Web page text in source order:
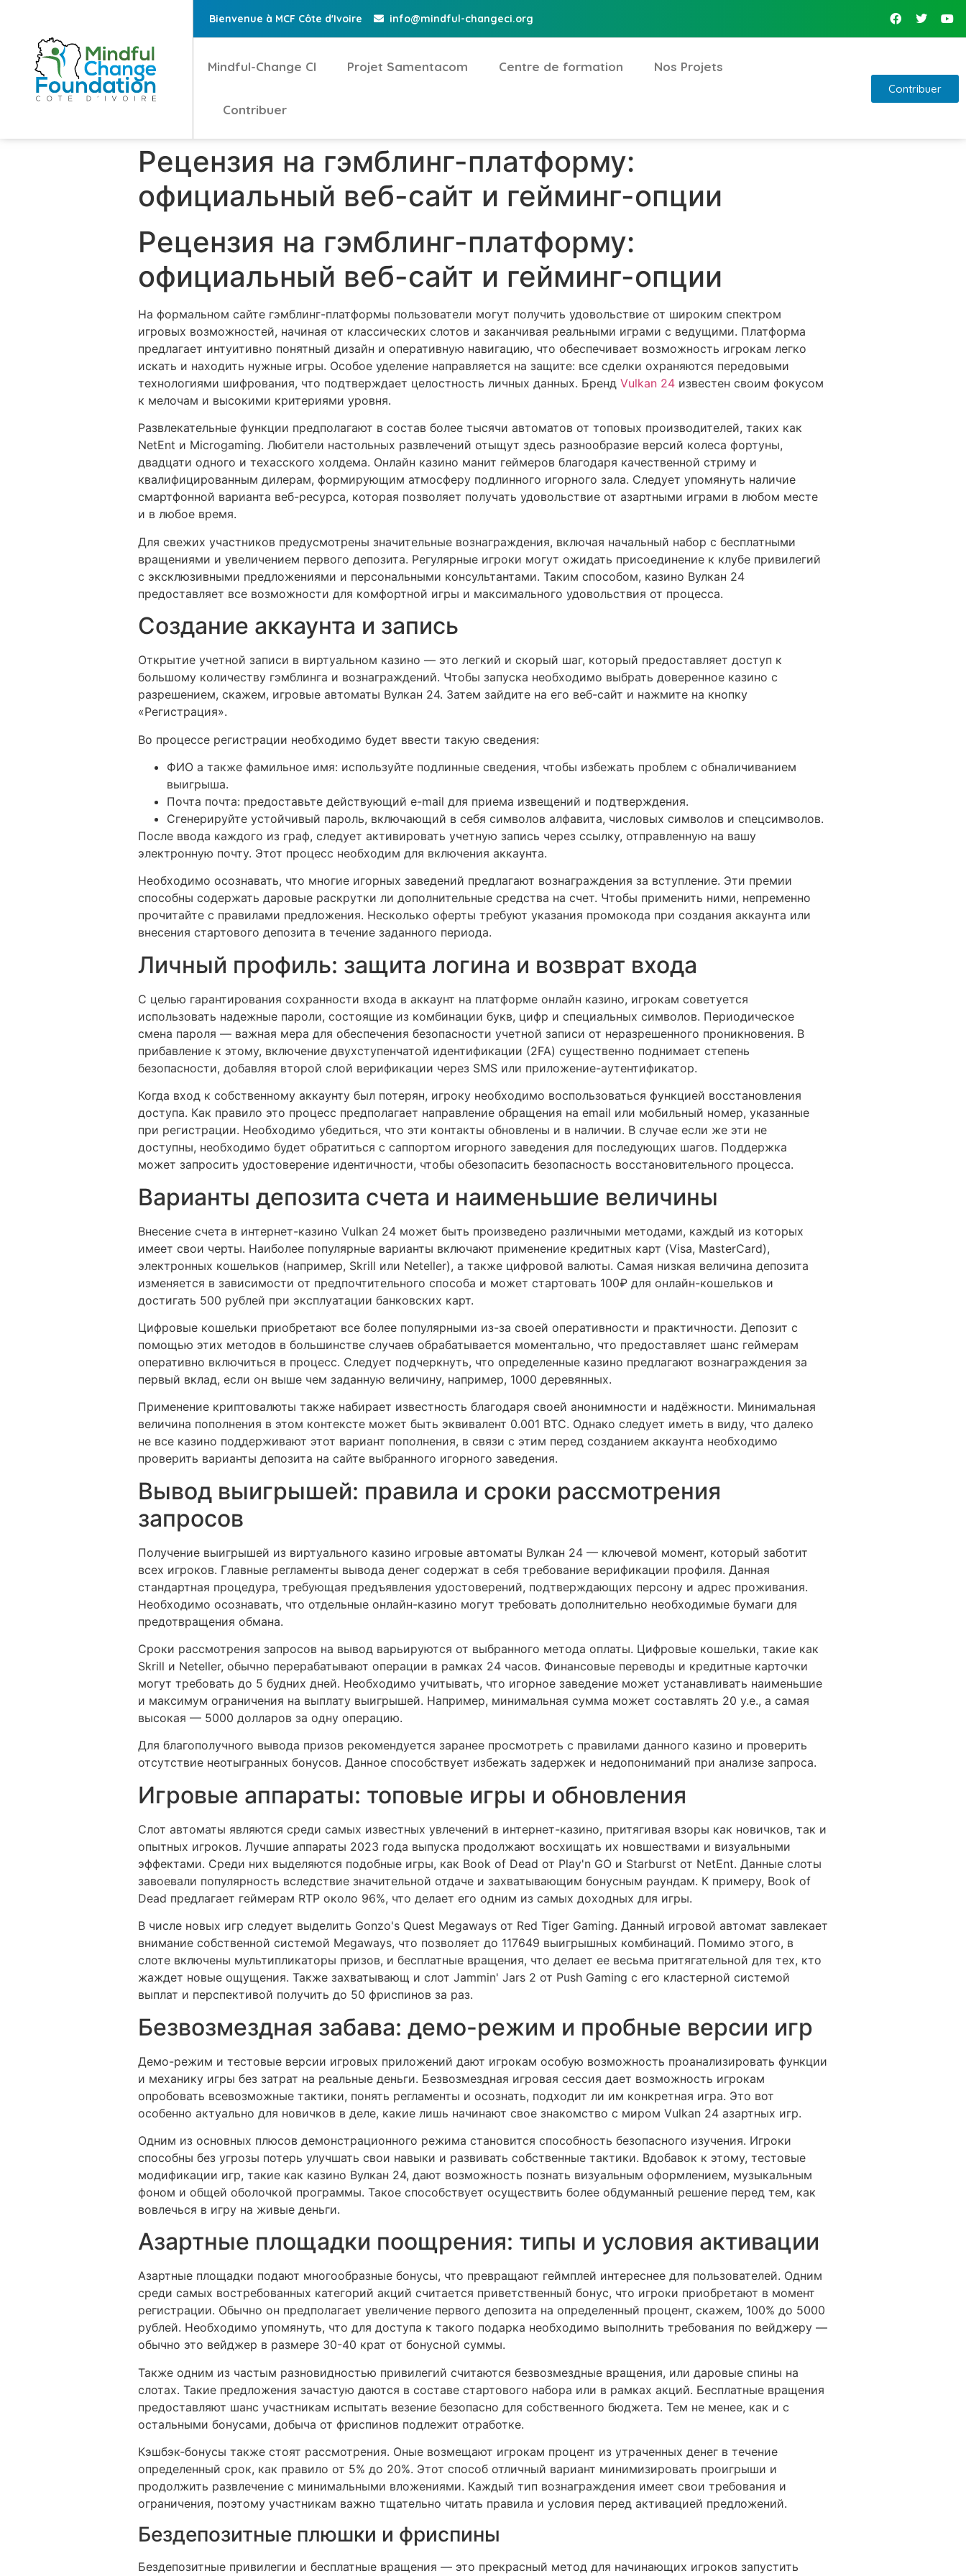
Bienvenue à MCF Côte d'Ivoire info@mindful-changeci.org
Mindful-Change CI Projet Samentacom Centre de formation Nos Projets
Contribuer
Contribuer
Рецензия на гэмблинг-платформу:
официальный веб-сайт и гейминг-опции
Рецензия на гэмблинг-платформу:
официальный веб-сайт и гейминг-опции
На формальном сайте гэмблинг-платформы пользователи могут получить удовольствие от широким спектром
игровых возможностей, начиная от классических слотов и заканчивая реальными играми с ведущими. Платформа
предлагает интуитивно понятный дизайн и оперативную навигацию, что обеспечивает возможность игрокам легко
искать и находить нужные игры. Особое уделение направляется на защите: все сделки охраняются передовыми
технологиями шифрования, что подтверждает целостность личных данных. Бренд Vulkan 24 известен своим фокусом
к мелочам и высокими критериями уровня.
Развлекательные функции предполагают в состав более тысячи автоматов от топовых производителей, таких как
NetEnt и Microgaming. Любители настольных развлечений отыщут здесь разнообразие версий колеса фортуны,
двадцати одного и техасского холдема. Онлайн казино манит геймеров благодаря качественной стриму и
квалифицированным дилерам, формирующим атмосферу подлинного игорного зала. Следует упомянуть наличие
смартфонной варианта веб-ресурса, которая позволяет получать удовольствие от азартными играми в любом месте
и в любое время.
Для свежих участников предусмотрены значительные вознаграждения, включая начальный набор с бесплатными
вращениями и увеличением первого депозита. Регулярные игроки могут ожидать присоединение к клубе привилегий
с эксклюзивными предложениями и персональными консультантами. Таким способом, казино Вулкан 24
предоставляет все возможности для комфортной игры и максимального удовольствия от процесса.
Создание аккаунта и запись
Открытие учетной записи в виртуальном казино — это легкий и скорый шаг, который предоставляет доступ к
большому количеству гэмблинга и вознаграждений. Чтобы запуска необходимо выбрать доверенное казино с
разрешением, скажем, игровые автоматы Вулкан 24. Затем зайдите на его веб-сайт и нажмите на кнопку
«Регистрация».
Во процессе регистрации необходимо будет ввести такую сведения:
ФИО а также фамильное имя: используйте подлинные сведения, чтобы избежать проблем с обналичиванием
выигрыша.
Почта почта: предоставьте действующий e-mail для приема извещений и подтверждения.
Сгенерируйте устойчивый пароль, включающий в себя символов алфавита, числовых символов и спецсимволов.
После ввода каждого из граф, следует активировать учетную запись через ссылку, отправленную на вашу
электронную почту. Этот процесс необходим для включения аккаунта.
Необходимо осознавать, что многие игорных заведений предлагают вознаграждения за вступление. Эти премии
способны содержать даровые раскрутки ли дополнительные средства на счет. Чтобы применить ними, непременно
прочитайте с правилами предложения. Несколько оферты требуют указания промокода при создания аккаунта или
внесения стартового депозита в течение заданного периода.
Личный профиль: защита логина и возврат входа
С целью гарантирования сохранности входа в аккаунт на платформе онлайн казино, игрокам советуется
использовать надежные пароли, состоящие из комбинации букв, цифр и специальных символов. Периодическое
смена пароля — важная мера для обеспечения безопасности учетной записи от неразрешенного проникновения. В
прибавление к этому, включение двухступенчатой идентификации (2FA) существенно поднимает степень
безопасности, добавляя второй слой верификации через SMS или приложение-аутентификатор.
Когда вход к собственному аккаунту был потерян, игроку необходимо воспользоваться функцией восстановления
доступа. Как правило это процесс предполагает направление обращения на email или мобильный номер, указанные
при регистрации. Необходимо убедиться, что эти контакты обновлены и в наличии. В случае если же эти не
доступны, необходимо будет обратиться с саппортом игорного заведения для последующих шагов. Поддержка
может запросить удостоверение идентичности, чтобы обезопасить безопасность восстановительного процесса.
Варианты депозита счета и наименьшие величины
Внесение счета в интернет-казино Vulkan 24 может быть произведено различными методами, каждый из которых
имеет свои черты. Наиболее популярные варианты включают применение кредитных карт (Visa, MasterCard),
электронных кошельков (например, Skrill или Neteller), а также цифровой валюты. Самая низкая величина депозита
изменяется в зависимости от предпочтительного способа и может стартовать 100₽ для онлайн-кошельков и
достигать 500 рублей при эксплуатации банковских карт.
Цифровые кошельки приобретают все более популярными из-за своей оперативности и практичности. Депозит с
помощью этих методов в большинстве случаев обрабатывается моментально, что предоставляет шанс геймерам
оперативно включиться в процесс. Следует подчеркнуть, что определенные казино предлагают вознаграждения за
первый вклад, если он выше чем заданную величину, например, 1000 деревянных.
Применение криптовалюты также набирает известность благодаря своей анонимности и надёжности. Минимальная
величина пополнения в этом контексте может быть эквивалент 0.001 BTC. Однако следует иметь в виду, что далеко
не все казино поддерживают этот вариант пополнения, в связи с этим перед созданием аккаунта необходимо
проверить варианты депозита на сайте выбранного игорного заведения.
Вывод выигрышей: правила и сроки рассмотрения
запросов
Получение выигрышей из виртуального казино игровые автоматы Вулкан 24 — ключевой момент, который заботит
всех игроков. Главные регламенты вывода денег содержат в себя требование верификации профиля. Данная
стандартная процедура, требующая предъявления удостоверений, подтверждающих персону и адрес проживания.
Необходимо осознавать, что отдельные онлайн-казино могут требовать дополнительно необходимые бумаги для
предотвращения обмана.
Сроки рассмотрения запросов на вывод варьируются от выбранного метода оплаты. Цифровые кошельки, такие как
Skrill и Neteller, обычно перерабатывают операции в рамках 24 часов. Финансовые переводы и кредитные карточки
могут требовать до 5 будних дней. Необходимо учитывать, что игорное заведение может устанавливать наименьшие
и максимум ограничения на выплату выигрышей. Например, минимальная сумма может составлять 20 у.е., а самая
высокая — 5000 долларов за одну операцию.
Для благополучного вывода призов рекомендуется заранее просмотреть с правилами данного казино и проверить
отсутствие неотыгранных бонусов. Данное способствует избежать задержек и недопониманий при анализе запроса.
Игровые аппараты: топовые игры и обновления
Слот автоматы являются среди самых известных увлечений в интернет-казино, притягивая взоры как новичков, так и
опытных игроков. Лучшие аппараты 2023 года выпуска продолжают восхищать их новшествами и визуальными
эффектами. Среди них выделяются подобные игры, как Book of Dead от Play'n GO и Starburst от NetEnt. Данные слоты
завоевали популярность вследствие значительной отдаче и захватывающим бонусным раундам. К примеру, Book of
Dead предлагает геймерам RTP около 96%, что делает его одним из самых доходных для игры.
В числе новых игр следует выделить Gonzo's Quest Megaways от Red Tiger Gaming. Данный игровой автомат завлекает
внимание собственной системой Megaways, что позволяет до 117649 выигрышных комбинаций. Помимо этого, в
слоте включены мультипликаторы призов, и бесплатные вращения, что делает ее весьма притягательной для тех, кто
жаждет новые ощущения. Также захватывающ и слот Jammin' Jars 2 от Push Gaming с его кластерной системой
выплат и перспективой получить до 50 фриспинов за раз.
Безвозмездная забава: демо-режим и пробные версии игр
Демо-режим и тестовые версии игровых приложений дают игрокам особую возможность проанализировать функции
и механику игры без затрат на реальные деньги. Безвозмездная игровая сессия дает возможность игрокам
опробовать всевозможные тактики, понять регламенты и осознать, подходит ли им конкретная игра. Это вот
особенно актуально для новичков в деле, какие лишь начинают свое знакомство с миром Vulkan 24 азартных игр.
Одним из основных плюсов демонстрационного режима становится способность безопасного изучения. Игроки
способны без угрозы потерь улучшать свои навыки и развивать собственные тактики. Вдобавок к этому, тестовые
модификации игр, такие как казино Вулкан 24, дают возможность познать визуальным оформлением, музыкальным
фоном и общей оболочкой программы. Такое способствует осуществить более обдуманный решение перед тем, как
вовлечься в игру на живые деньги.
Азартные площадки поощрения: типы и условия активации
Азартные площадки подают многообразные бонусы, что превращают геймплей интереснее для пользователей. Одним
среди самых востребованных категорий акций считается приветственный бонус, что игроки приобретают в момент
регистрации. Обычно он предполагает увеличение первого депозита на определенный процент, скажем, 100% до 5000
рублей. Необходимо упомянуть, что для доступа к такого подарка необходимо выполнить требования по вейджеру —
обычно это вейджер в размере 30-40 крат от бонусной суммы.
Также одним из частым разновидностью привилегий считаются безвозмездные вращения, или даровые спины на
слотах. Такие предложения зачастую даются в составе стартового набора или в рамках акций. Бесплатные вращения
предоставляют шанс участникам испытать везение безопасно для собственного бюджета. Тем не менее, как и с
остальными бонусами, добыча от фриспинов подлежит отработке.
Кэшбэк-бонусы также стоят рассмотрения. Оные возмещают игрокам процент из утраченных денег в течение
определенный срок, как правило от 5% до 20%. Этот способ отличный вариант минимизировать проигрыши и
продолжить развлечение с минимальными вложениями. Каждый тип вознаграждения имеет свои требования и
ограничения, поэтому участникам важно тщательно читать правила и условия перед активацией предложений.
Бездепозитные плюшки и фриспины
Бездепозитные привилегии и бесплатные вращения — это прекрасный метод для начинающих игроков запустить